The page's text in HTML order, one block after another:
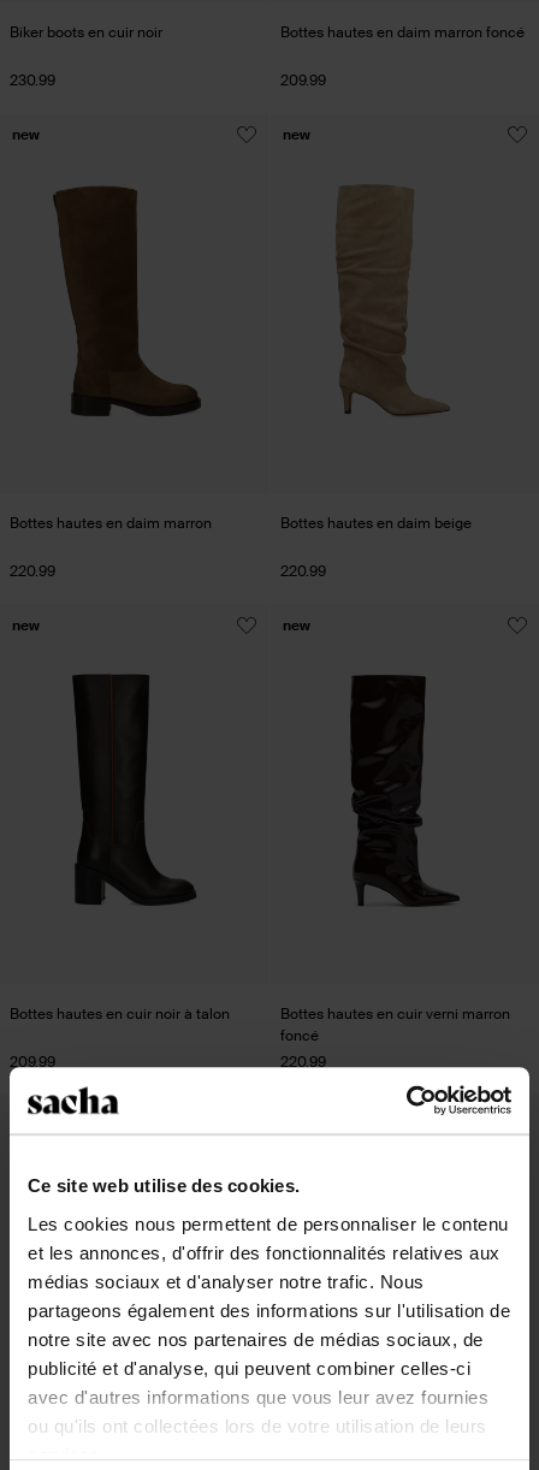
Ce site web utilise des cookies.
Les cookies nous permettent de personnaliser le contenu
et les annonces, d'offrir des fonctionnalités relatives aux
médias sociaux et d'analyser notre trafic. Nous
partageons également des informations sur l'utilisation de
notre site avec nos partenaires de médias sociaux, de
publicité et d'analyse, qui peuvent combiner celles-ci
avec d'autres informations que vous leur avez fournies
ou qu'ils ont collectées lors de votre utilisation de leurs
services.
Biker boots en cuir noir
230.99
Bottes hautes en daim marron foncé
209.99
Bottes hautes en daim marron
220.99
new
Bottes hautes en daim beige
220.99
new
Bottes hautes en cuir noir à talon
209.99
new
Bottes hautes en cuir verni marron
foncé
220.99
new
new